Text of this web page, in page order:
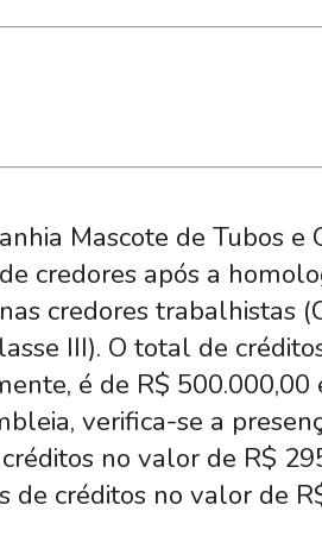
Mascote de Tubos e
credores após a
credores trabalhistas
III). O total de
é de R$ 500.000,00
verifica-se a
no valor de R$
de créditos no valor de